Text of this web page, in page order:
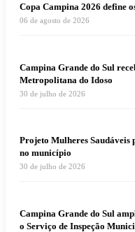
Copa Campina 2026 define
06 de agosto de 2026
Campina Grande do Sul
Metropolitana do Idoso
30 de julho de 2026
Projeto Mulheres Saudáveis
no município
30 de julho de 2026
Campina Grande do Sul
o Serviço de Inspeção